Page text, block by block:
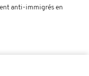
anti-immigrés en